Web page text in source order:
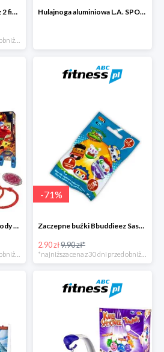
Fortnite Zestaw Autobus z 2 figurkami i 4 akcesoriami -22%
*najniższa cena z 30 dni przed obniżką
Hulajnoga aluminiowa L.A. SPORTS CITY 13860LRG ze stopką -27%
Fire Quest Na tropie przygody -41%
-71%
Zaczepne buźki Bbuddieez Saszetka -71%
2.90 zł9.90 zł*